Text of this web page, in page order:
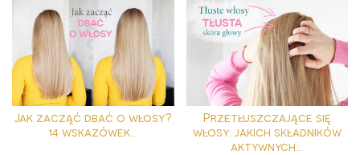
Jak zacząć dbać o włosy?
14 wskazówek...
Przetłuszczające się
włosy: jakich składników
aktywnych...